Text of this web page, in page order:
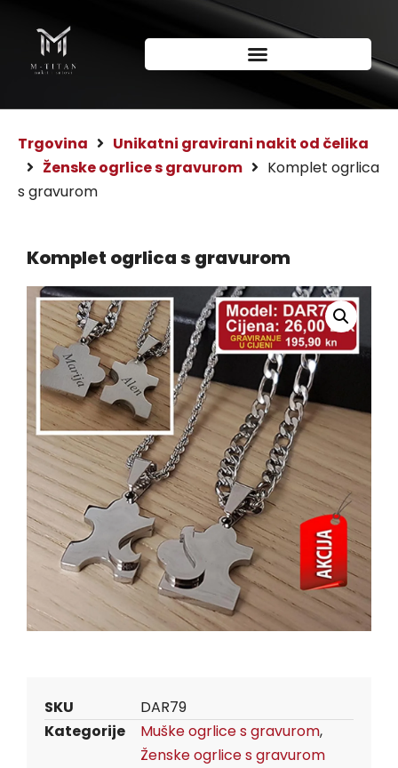
Trgovina
Unikatni gravirani nakit od čelika
Ženske ogrlice s gravurom
Komplet ogrlica
s gravurom
Komplet ogrlica s gravurom
SKU DAR79
Kategorije Muške ogrlice s gravurom,
Ženske ogrlice s gravurom